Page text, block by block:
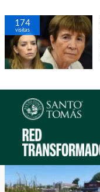
174
visitas